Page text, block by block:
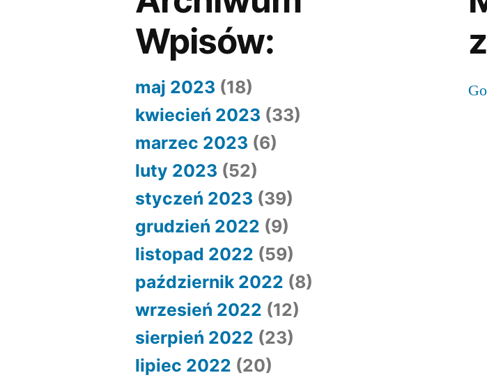
Wpisów:
maj 2023 (18)
kwiecień 2023 (33)
marzec 2023 (6)
luty 2023 (52)
styczeń 2023 (39)
grudzień 2022 (9)
listopad 2022 (59)
październik 2022 (8)
wrzesień 2022 (12)
sierpień 2022 (23)
lipiec 2022 (20)